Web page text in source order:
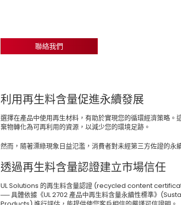
聯絡我們
利用再生料含量促進永續發展
選擇在產品中使用再生材料，有助於實現您的循環經濟策略
棄物轉化為可再利用的資源，以減少您的環境足跡。
然而，隨著漂綠現象日益氾濫，消費者對未經第三方佐證的永
透過再生料含量認證建立市場信任
UL Solutions 的再生料含量認證 (recycled content
── 具體依據《UL 2702 產品中再生料含量永續性標準》